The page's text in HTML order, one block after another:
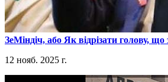
​ЗеМіндіч, або Як відрізати голову, що
12 нояб. 2025 г.